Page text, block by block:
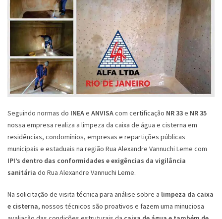
Seguindo normas do INEAe ANVISAcom certificação NR 33e NR 35
nossa empresa realiza a limpeza da caixa de água e cisterna em
residências, condomínios, empresas e repartições públicas
municipais e estaduais na região Rua Alexandre Vannuchi Leme com
IPI’s dentro das conformidades e exigências da vigilância
sanitária do Rua Alexandre Vannuchi Leme.
Na solicitação de visita técnica para análise sobre a limpeza da caixa
e cisterna, nossos técnicos são proativos e fazem uma minuciosa